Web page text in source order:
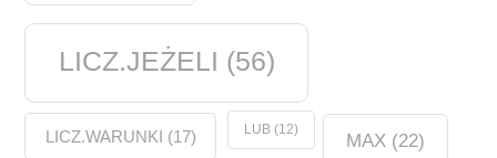
LICZ.JEŻELI (56)
LICZ.WARUNKI (17) LUB(12)
MAX(22)